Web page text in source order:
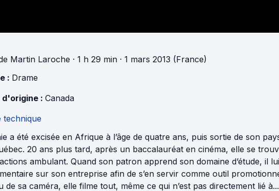
Martin Laroche · 1 h 29 min · 1 mars 2013 (France)
: Drame
d'origine : Canada
technique
a été excisée en Afrique à l’âge de quatre ans, puis sortie de son
20 ans plus tard, après un baccalauréat en cinéma, elle se
ambulant. Quand son patron apprend son domaine d’étude, il
sur son entreprise afin de s’en servir comme outil
de sa caméra, elle filme tout, même ce qui n’est pas directement lié à...